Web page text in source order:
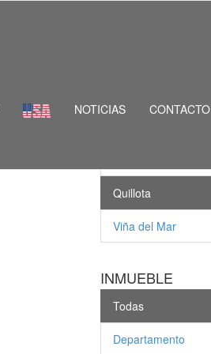
NOTICIAS CONTACTO
Quillota
Viña del Mar
INMUEBLE
Todas
Departamento